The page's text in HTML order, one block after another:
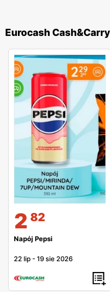
Eurocash
2 82
Napój Pepsi
22 lip -19 sie 2026